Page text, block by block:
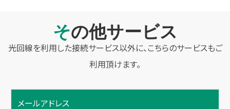
その他サービス
光回線を利用した接続サービス以外に、こちらのサービスもご
利用頂けます。
メールアドレス